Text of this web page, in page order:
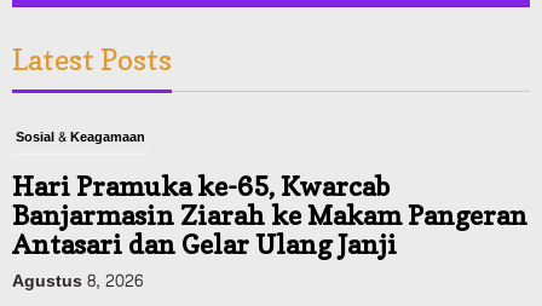
Latest Posts
Sosial & Keagamaan
Hari Pramuka ke-65, Kwarcab
Banjarmasin Ziarah ke Makam Pangeran
Antasari dan Gelar Ulang Janji
Agustus 8, 2026